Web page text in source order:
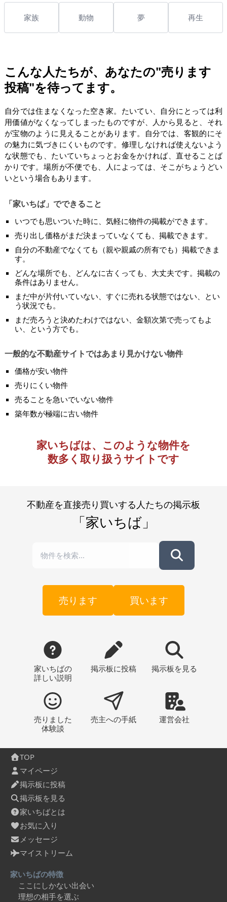
家族 動物 夢 再生
こんな人たちが、あなたの"売ります
投稿"を待ってます。
自分では住まなくなった空き家。たいてい、自分にとっては利
用価値がなくなってしまったものですが、人から見ると、それ
が宝物のように見えることがあります。自分では、客観的にそ
の魅力に気づきにくいものです。修理しなければ使えないよう
な状態でも、たいていちょっとお金をかければ、直せることば
かりです。場所が不便でも、人によっては、そこがちょうどい
いという場合もあります。
「家いちば」でできること
いつでも思いついた時に、気軽に物件の掲載ができます。
売り出し価格がまだ決まっていなくても、掲載できます。
自分の不動産でなくても（親や親戚の所有でも）掲載できま
す。
どんな場所でも、どんなに古くっても、大丈夫です。掲載の
条件はありません。
まだ中が片付いていない、すぐに売れる状態ではない、とい
う状況でも。
まだ売ろうと決めたわけではない、金額次第で売ってもよ
い、という方でも。
一般的な不動産サイトではあまり見かけない物件
価格が安い物件
売りにくい物件
売ることを急いでいない物件
築年数が極端に古い物件
家いちばは、このような物件を
数多く取り扱うサイトです
不動産を直接売り買いする人たちの掲示板
「家いちば」
売ります 買います
家いちばの
詳しい説明
掲示板に投稿 掲示板 を見る
売りました
体験談
売主への手紙 運営会社
TOP
マイページ
掲示板に投稿
掲示板を見る
家いちばとは
お気に入り
メッセージ
マイストリーム
家いちばの特徴
ここにしかない出会い
理想の相手を選ぶ